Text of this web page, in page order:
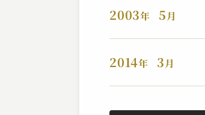
桂 やまと
初音の鼓
2003年 5月
2014年 3月